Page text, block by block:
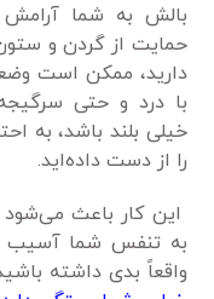
بالش به شما
حمایت از گردن و
دارید، ممکن است
با درد و حتی
خیلی بلند باشد، به
را از دست داده‌اید.
این کار باعث
به تنفس شما
واقعاً بدی داشته